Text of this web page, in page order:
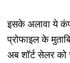
इसके अलावा ये
प्रोफाइल के
अब शॉर्ट सेलर